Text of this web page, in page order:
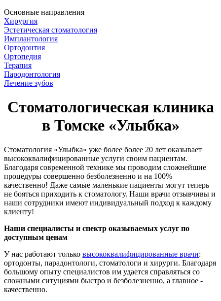
Основные направления
Хирургия
Эстетическая стоматология
Имплантология
Ортодонтия
Ортопедия
Терапия
Пародонтология
Лечение зубов
Стоматологическая клиника
в Томске «Улыбка»
Стоматология «Улыбка» уже более более 20 лет оказывает
высококвалифицированные услуги своим пациентам.
Благодаря современной технике мы проводим сложнейшие
процедуры совершенно безболезненно и на 100%
качественно! Даже самые маленькие пациенты могут теперь
не бояться приходить к стоматологу. Наши врачи отзывчивы и
наши сотрудники имеют индивидуальный подход к каждому
клиенту!
Наши специалисты и спектр оказываемых услуг по
доступным ценам
У нас работают только высококвалифицированные врачи:
ортодонты, парадонтологи, стоматологи и хирурги. Благодаря
большому опыту специалистов им удается справляться со
сложными ситуциями быстро и безболезненно, а главное -
качественно.